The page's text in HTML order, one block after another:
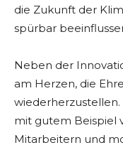
die Zukunft der
spürbar
Neben der
am Herzen, die
mit gutem Beispiel
Mitarbeitern und